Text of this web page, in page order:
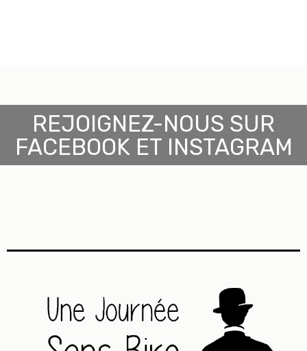
REJOIGNEZ-NOUS SUR
FACEBOOK ET INSTAGRAM